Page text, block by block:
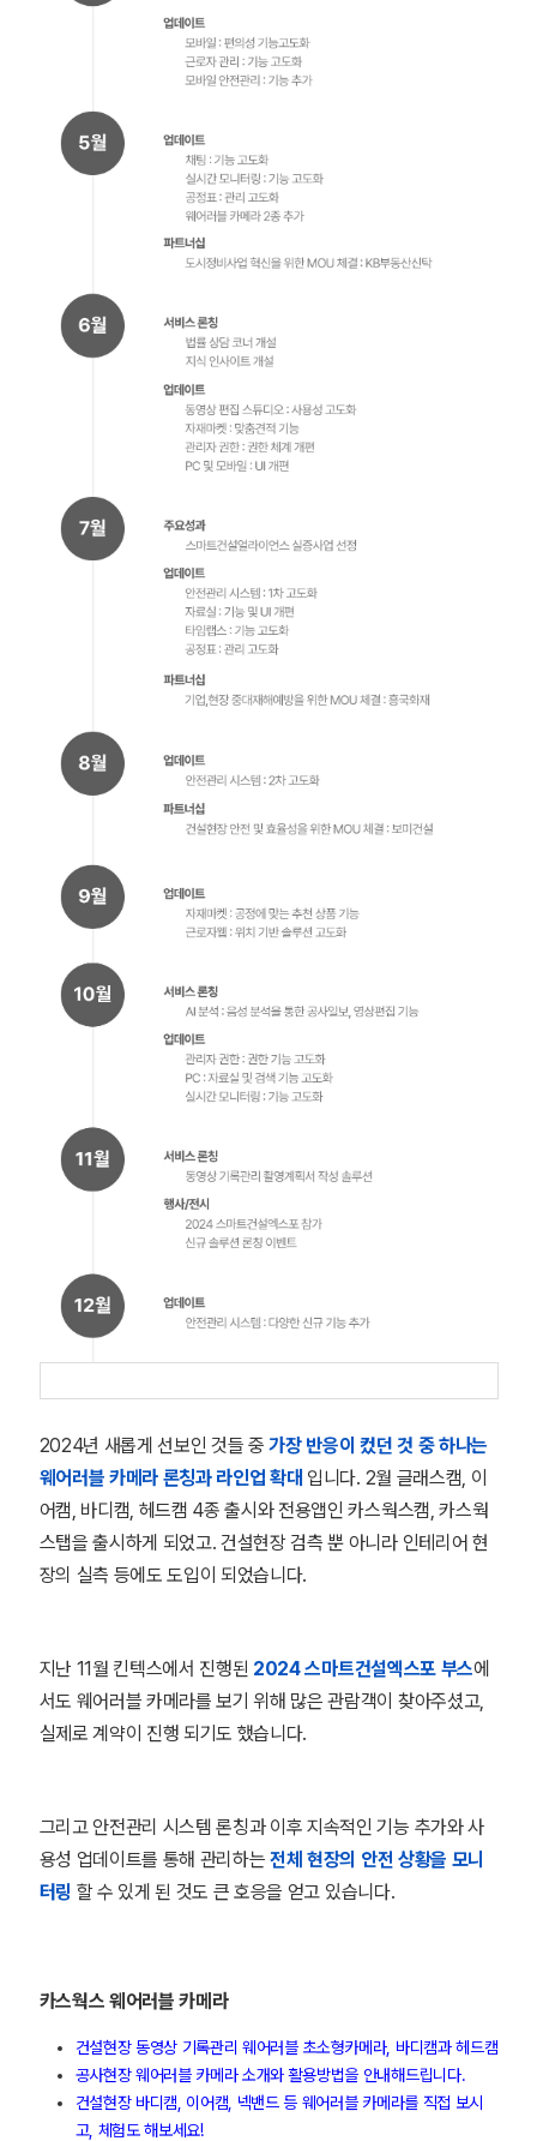
2024년 새롭게 선보인 것들 중가장 반응이 컸던 것 중 하나는
웨어러블 카메라 론칭과 라인업 확대 입니다. 2월 글래스캠, 이
어캠, 바디캠, 헤드캠 4종 출시와 전용앱인 카스웍스캠, 카스웍
스탭을 출시하게 되었고. 건설현장 검측 뿐 아니라 인테리어 현
장의 실측 등에도 도입이 되었습니다.
지난 11월 킨텍스에서 진행된 2024 스마트건설엑스포 부스에
서도 웨어러블 카메라를 보기 위해 많은 관람객이 찾아주셨고,
실제로 계약이 진행 되기도 했습니다.
그리고 안전관리 시스템 론칭과 이후 지속적인 기능 추가와 사
용성 업데이트를 통해 관리하는전체 현장의 안전 상황을 모니
터링 할 수 있게 된 것도 큰 호응을 얻고 있습니다.
카스웍스 웨어러블 카메라
건설현장 동영상 기록관리 웨어러블 초소형카메라, 바디캠과 헤드캠
공사현장 웨어러블 카메라 소개와 활용방법을 안내해드립니다.
건설현장 바디캠, 이어캠, 넥밴드 등 웨어러블 카메라를 직접 보시
고, 체험도 해보세요!